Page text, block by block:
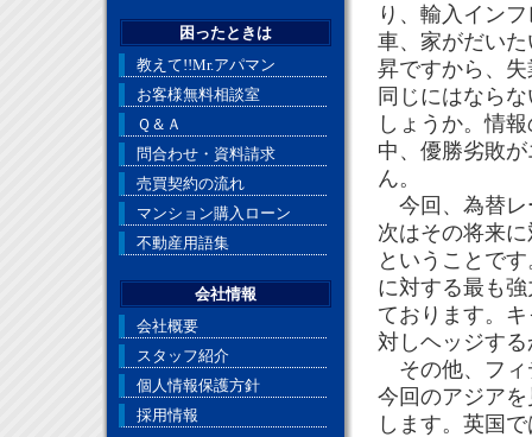
り、輸入イン
車、家がだい
昇ですから、
同じにはなら
しょうか。情
中、優勝劣敗
ん。
今回、為替レ
次はその将来
ということで
に対する最も
ております。
対しヘッジす
その他、フィ
今回のアジア
します。英国
困ったときは
教えて!!Mr.アパマン
お客様無料相談室
Ｑ＆Ａ
問合わせ・資料請求
売買契約の流れ
マンション購入ローン
不動産用語集
会社情報
会社概要
スタッフ紹介
個人情報保護方針
採用情報